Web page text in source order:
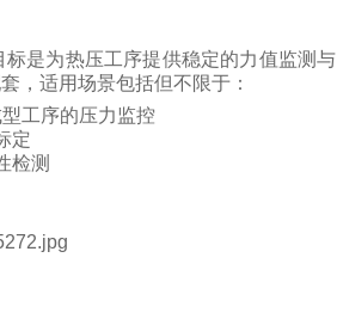
是为热压工序提供稳定的力值监测与
，适用场景包括但不限于：
工序的压力监控
定
检测